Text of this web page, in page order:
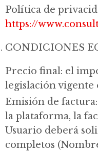
Política de
https://
CONDICIONES
Precio final: el
legislación vigente
Emisión de
la plataforma, la
Usuario deberá
completos